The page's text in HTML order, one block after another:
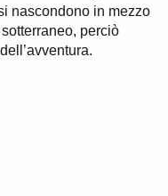
nascondono in mezzo
perciò